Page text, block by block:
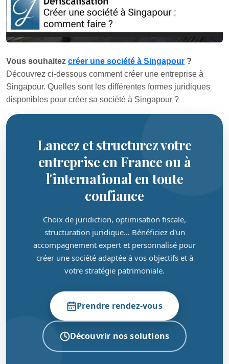
Vous souhaitez créer une société à Singapour ?
Découvrez ci-dessous comment créer une entreprise à
Singapour. Quelles sont les différentes formes juridiques
disponibles pour créer sa société à Singapour ?
Lancez et structurez votre
entreprise en France ou à
l'international en toute
confiance
Choix de juridiction, optimisation fiscale,
structuration juridique… Bénéficiez d'un
accompagnement expert et personnalisé pour
créer une société adaptée à vos objectifs et à
votre stratégie patrimoniale.
Prendre rendez-vous
Découvrir nos solutions